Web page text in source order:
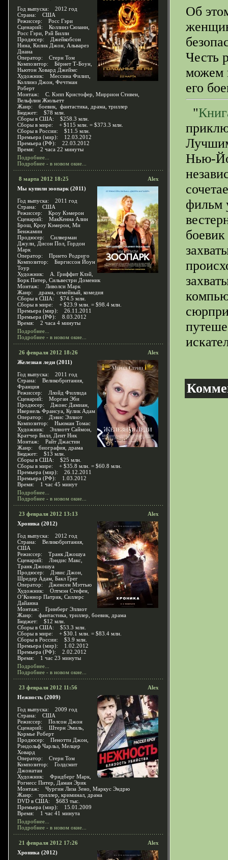
Год выпуска: 2012 год
Страна: США
Режиссер: Росс Гэри
Сценарий: Коллинз Сюзанн,
Росс Гэри, Рэй Билли
Продюсер: Джейкобсон
Нина, Килик Джон, Альварез
Диана
Оператор: Стерн Том
Композитор: Бёрнет Т-Боун,
Ньютон Ховард Джеймс
Художник: Мессина Филип,
Коллинз Джон, Фечтман
Роберт
Монтаж: С. Кэпп Кристофер, Миррион Стивен,
Вельфлин Жюльетт
Жанр: боевик, фантастика, драма, триллер
Бюджет: $78 млн.
Сборы в США: $258.3 млн.
Сборы в мире: + $115 млн. = $373.3 млн.
Сборы в России: $11.5 млн.
Премьера (мир): 12.03.2012
Премьера (РФ): 22.03.2012
Время: 2 часа 22 минуты
Подробнее...
Подробнее - в новом окне...
8 марта 2012 18:25
Alex
Мы купили зоопарк (2011)
Год выпуска: 2011 год
Страна: США
Режиссер: Кроу Кэмерон
Сценарий: МакКенна Алин
Брош, Кроу Кэмерон, Ми
Бенжамин
Продюсер: Силверман
Джули, Дисон Пол, Гордон
Марк
Оператор: Прието Родриго
Композитор: Биргиссон Йоун
Тоур
Художник: А. Гриффит Клэй,
Борк Питер, Сильвестри Доменик
Монтаж: Ливолси Марк
Жанр: драма, семейный, комедия
Сборы в США: $74.5 млн.
Сборы в мире: + $23.9 млн. = $98.4 млн.
Премьера (мир): 26.11.2011
Премьера (РФ): 8.03.2012
Время: 2 часа 4 минуты
Подробнее...
Подробнее - в новом окне...
26 февраля 2012 18:26
Alex
Железная леди (2011)
Год выпуска: 2011 год
Страна: Великобритания,
Франция
Режиссер: Ллойд Филлида
Сценарий: Морган Эби
Продюсер: Джонс Дамиан,
Ивернель Франсуа, Кулик Адам
Оператор: Дэвис Эллиот
Композитор: Ньюман Томас
Художник: Эллиотт Саймон,
Кратчер Билл, Дент Ник
Монтаж: Райт Джастин
Жанр: биография, драма
Бюджет: $13 млн.
Сборы в США: $25 млн.
Сборы в мире: + $35.8 млн. = $60.8 млн.
Премьера (мир): 26.12.2011
Премьера (РФ): 1.03.2012
Время: 1 час 45 минут
Подробнее...
Подробнее - в новом окне...
23 февраля 2012 13:13
Alex
Хроника (2012)
Год выпуска: 2012 год
Страна: Великобритания,
США
Режиссер: Транк Джошуа
Сценарий: Лэндис Макс,
Транк Джошуа
Продюсер: Дэвис Джон,
Шредер Адам, Бакл Грег
Оператор: Дженсен Мэттью
Художник: Олтмэн Стефен,
О’Коннор Патрик, Силлерс
Дайанна
Монтаж: Гринберг Эллиот
Жанр: фантастика, триллер, боевик, драма
Бюджет: $12 млн.
Сборы в США: $53.3 млн.
Сборы в мире: + $30.1 млн. = $83.4 млн.
Сборы в России: $3.9 млн.
Премьера (мир): 1.02.2012
Премьера (РФ): 2.02.2012
Время: 1 час 23 минуты
Подробнее...
Подробнее - в новом окне...
23 февраля 2012 11:56
Alex
Нежность (2009)
Год выпуска: 2009 год
Страна: США
Режиссер: Полсон Джон
Сценарий: Штерн Эмиль,
Кормье Роберт
Продюсер: Пенотти Джон,
Рэндольф Чарльз, Мелцер
Ховард
Оператор: Стерн Том
Композитор: Голдсмит
Джонатан
Художник: Фридберг Марк,
Рогнесс Питер, Даман Эрик
Монтаж: Чургин Лиза Зено, Маркус Эндрю
Жанр: триллер, криминал, драма
DVD в США: $683 тыс.
Премьера (мир): 15.01.2009
Время: 1 час 41 минута
Подробнее...
Подробнее - в новом окне...
21 февраля 2012 17:26
Alex
Хроника (2012)
Об
Честь
можем
его
"
Нью-
фильм